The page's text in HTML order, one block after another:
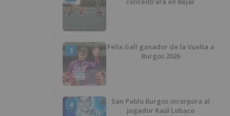
3
Felix Gall ganador de la Vuelta a
Burgos 2026
4
San Pablo Burgos incorpora al
jugador Raúl Lobaco